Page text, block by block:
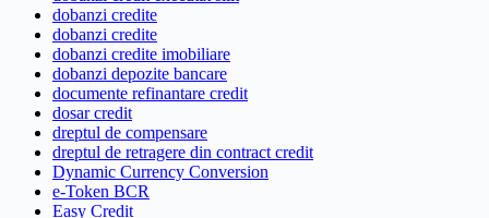
dobanzi credite
dobanzi credite
dobanzi credite imobiliare
dobanzi depozite bancare
documente refinantare credit
dosar credit
dreptul de compensare
dreptul de retragere din contract credit
Dynamic Currency Conversion
e-Token BCR
Easy Credit